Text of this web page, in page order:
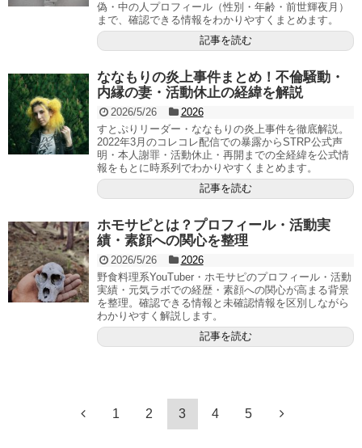
偽・中の人プロフィール（性別・年齢・前世輝夜月）
まで、確認できる情報をわかりやすくまとめます。
記事を読む
ななもりの炎上事件まとめ！不倫騒動・
内縁の妻・活動休止の経緯を解説
2026/5/26
2026
すとぷりリーダー・ななもりの炎上事件を徹底解説。
2022年3月のコレコレ配信での暴露からSTRP公式声
明・本人謝罪・活動休止・再開までの全経緯を公式情
報をもとに時系列でわかりやすくまとめます。
記事を読む
ホモサピとは？プロフィール・活動実
績・素顔への関心を整理
2026/5/26
2026
野食料理系YouTuber・ホモサピのプロフィール・活動
実績・元気ラボでの経歴・素顔への関心が高まる背景
を整理。確認できる情報と未確認情報を区別しながら
わかりやすく解説します。
記事を読む
1 2 3 4 5